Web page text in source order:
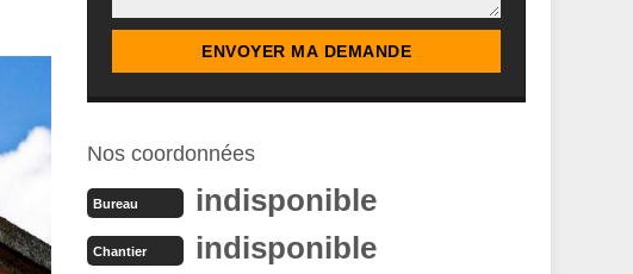
Nos coordonnées
Bureau indisponible
Chantier indisponible